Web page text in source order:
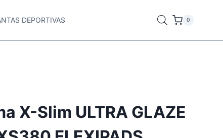
DEPORTIVAS 0
X-Slim ULTRA GLAZE